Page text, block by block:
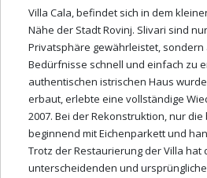
Villa Cala, befindet sich in dem
Nähe der Stadt Rovinj. Slivari sind
Privatsphäre gewährleistet, sondern
Bedürfnisse schnell und einfach zu
authentischen istrischen Haus
erbaut, erlebte eine vollständige
2007. Bei der Rekonstruktion, nur
beginnend mit Eichenparkett und
Trotz der Restaurierung der Villa hat
unterscheidenden und